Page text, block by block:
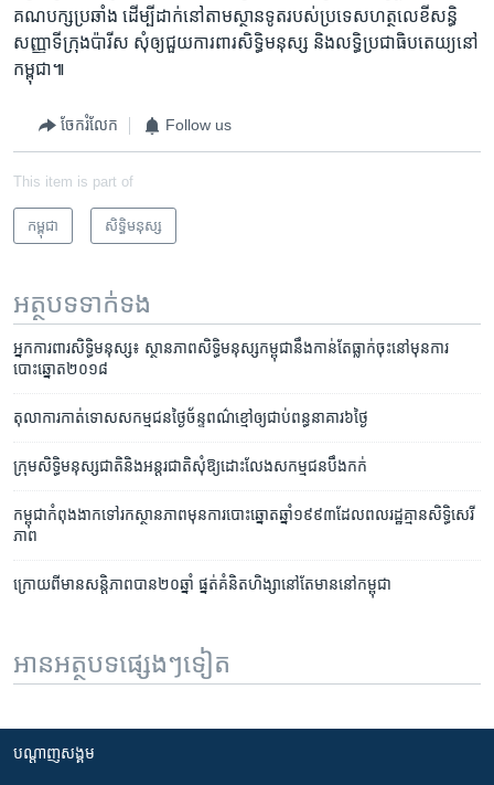
គណបក្ស​ប្រឆាំង​ ដើម្បី​ដាក់នៅតាម​ស្ថានទូត​របស់​ប្រទេស​ហត្ថលេខី​សន្ធិ​
សញ្ញា​ទី​ក្រុង​ប៉ារីស​ សុំ​ឲ្យ​ជួយ​ការពារ​សិទ្ធិ​មនុស្ស​ និង​លទ្ធិ​ប្រជា​ធិបតេយ្យ​នៅ​
កម្ពុជា៕​
ចែករំលែក Follow us
This item is part of
កម្ពុជា សិទ្ធិ​មនុស្ស
អត្ថបទ​ទាក់ទង
អ្នកការពារសិទ្ធិមនុស្ស៖ ស្ថានភាពសិទ្ធិមនុស្សកម្ពុជានឹងកាន់តែធ្លាក់ចុះនៅមុនការ
បោះឆ្នោត២០១៨
តុលាការកាត់ទោសសកម្មជនថ្ងៃច័ន្ទពណ៌ខ្មៅឲ្យជាប់ពន្ធនាគារ៦ថ្ងៃ
ក្រុម​សិទ្ធិ​មនុស្ស​ជាតិ​និង​អន្តរជាតិ​សុំ​ឱ្យ​ដោះលែង​សកម្មជន​បឹងកក់​
កម្ពុជា​កំពុង​ងាក​ទៅ​រក​ស្ថានភាព​មុន​ការ​បោះឆ្នោត​ឆ្នាំ​១៩៩៣​ដែល​ពលរដ្ឋ​គ្មាន​សិទ្ធិ​សេរី
ភាព​
ក្រោយពីមានសន្តិភាពបាន២០ឆ្នាំ ផ្នត់គំនិតហិង្សានៅតែមាននៅកម្ពុជា
អានអត្ថបទផ្សេងៗទៀត
បណ្តាញ​សង្គម